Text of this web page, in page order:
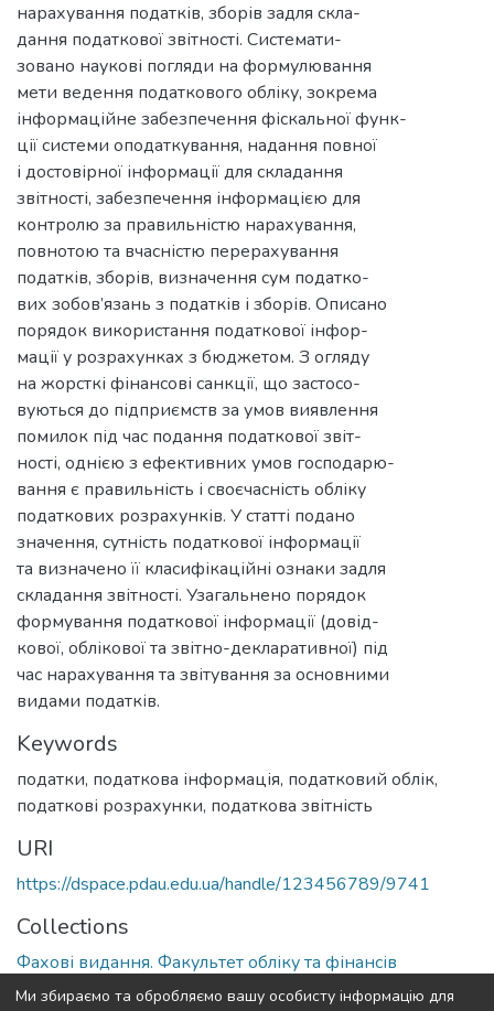
нарахування податків, зборів задля скла-
дання податкової звітності. Системати-
зовано наукові погляди на формулювання
мети ведення податкового обліку, зокрема
інформаційне забезпечення фіскальної функ-
ції системи оподаткування, надання повної
і достовірної інформації для складання
звітності, забезпечення інформацією для
контролю за правильністю нарахування,
повнотою та вчасністю перерахування
податків, зборів, визначення сум податко-
вих зобов’язань з податків і зборів. Описано
порядок використання податкової інфор-
мації у розрахунках з бюджетом. З огляду
на жорсткі фінансові санкції, що застосо-
вуються до підприємств за умов виявлення
помилок під час подання податкової звіт-
ності, однією з ефективних умов господарю-
вання є правильність і своєчасність обліку
податкових розрахунків. У статті подано
значення, сутність податкової інформації
та визначено її класифікаційні ознаки задля
складання звітності. Узагальнено порядок
формування податкової інформації (довід-
кової, облікової та звітно-декларативної) під
час нарахування та звітування за основними
видами податків.
Keywords
податки, податкова інформація, податковий облік,
податкові розрахунки, податкова звітність
URI
https://dspace.pdau.edu.ua/handle/123456789/9741
Collections
Фахові видання. Факультет обліку та фінансів
Ми збираємо та обробляємо вашу особисту інформацію для